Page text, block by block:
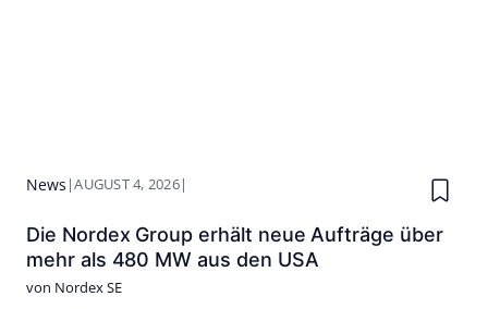
News |AUGUST 4, 2026|
Die Nordex Group erhält neue Aufträge über
mehr als 480 MW aus den USA
von Nordex SE